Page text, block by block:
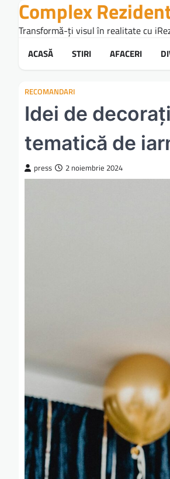
content
Complex
Transformă-ți visul în realitate cu
ACASĂ STIRI AFACERI
RECOMANDARI
Idei de
tematică de
press 2 noiembrie 2024